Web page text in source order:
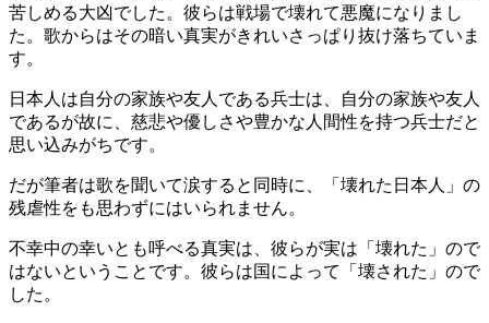
苦しめる大凶でした。彼らは戦場で壊れて悪魔になりまし
た。歌からはその暗い真実がきれいさっぱり抜け落ちていま
す。
日本人は自分の家族や友人である兵士は、自分の家族や友人
であるが故に、慈悲や優しさや豊かな人間性を持つ兵士だと
思い込みがちです。
だが筆者は歌を聞いて涙すると同時に、「壊れた日本人」の
残虐性をも思わずにはいられません。
不幸中の幸いとも呼べる真実は、彼らが実は「壊れた」ので
はないということです。彼らは国によって「壊された」ので
した。